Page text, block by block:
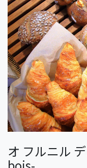
オ フルニル